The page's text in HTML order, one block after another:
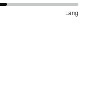
Lang